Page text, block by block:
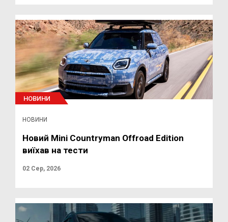
НОВИНИ
НОВИНИ
Новий Mini Countryman Offroad Edition
виїхав на тести
02 Сер, 2026